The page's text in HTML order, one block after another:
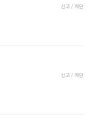
신고 / 차단
신고 / 차단